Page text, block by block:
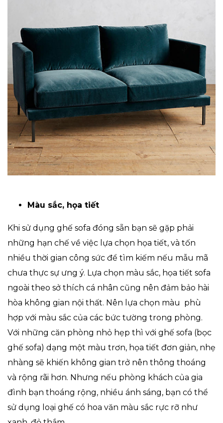
Màu sắc, họa tiết
Khi sử dụng ghế sofa đóng sẵn bạn sẽ gặp phải
những hạn chế về việc lựa chọn họa tiết, và tốn
nhiều thời gian công sức để tìm kiếm nếu mẫu mã
chưa thực sự ưng ý. Lựa chọn màu sắc, họa tiết sofa
ngoài theo sở thích cá nhân cũng nên đảm bảo hài
hòa không gian nội thất. Nên lựa chọn màu phù
hợp với màu sắc của các bức tường trong phòng.
Với những căn phòng nhỏ hẹp thì với ghế sofa (bọc
ghế sofa) dạng một màu trơn, họa tiết đơn giản, nhẹ
nhàng sẽ khiến không gian trở nên thông thoáng
và rộng rãi hơn. Nhưng nếu phòng khách của gia
đình bạn thoáng rộng, nhiều ánh sáng, bạn có thể
sử dụng loại ghế có hoa văn màu sắc rực rỡ như